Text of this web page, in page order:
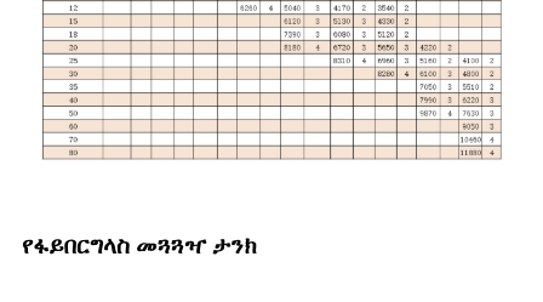
የፋይበርግላስ መጓጓዣ ታንክ